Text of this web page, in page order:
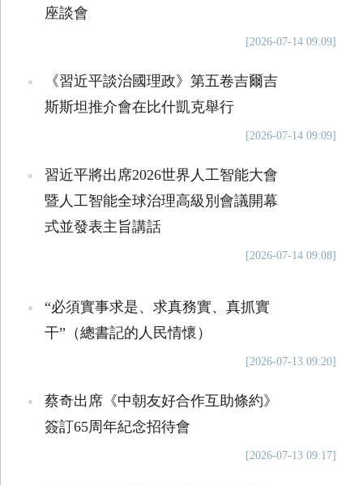
座談會
[2026-07-14 09:09]
《習近平談治國理政》第五卷吉爾吉
斯斯坦推介會在比什凱克舉行
[2026-07-14 09:09]
習近平將出席2026世界人工智能大會
暨人工智能全球治理高級別會議開幕
式並發表主旨講話
[2026-07-14 09:08]
“必須實事求是、求真務實、真抓實
干”（總書記的人民情懷）
[2026-07-13 09:20]
蔡奇出席《中朝友好合作互助條約》
簽訂65周年紀念招待會
[2026-07-13 09:17]